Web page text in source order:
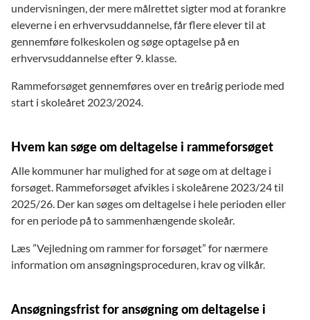
undervisningen, der mere målrettet sigter mod at forankre
eleverne i en erhvervsuddannelse, får flere elever til at
gennemføre folkeskolen og søge optagelse på en
erhvervsuddannelse efter 9. klasse.
Rammeforsøget gennemføres over en treårig periode med
start i skoleåret 2023/2024.
Hvem kan søge om deltagelse i rammeforsøget
Alle kommuner har mulighed for at søge om at deltage i
forsøget. Rammeforsøget afvikles i skoleårene 2023/24 til
2025/26. Der kan søges om deltagelse i hele perioden eller
for en periode på to sammenhængende skoleår.
Læs ”Vejledning om rammer for forsøget” for nærmere
information om ansøgningsproceduren, krav og vilkår.
Ansøgningsfrist for ansøgning om deltagelse i